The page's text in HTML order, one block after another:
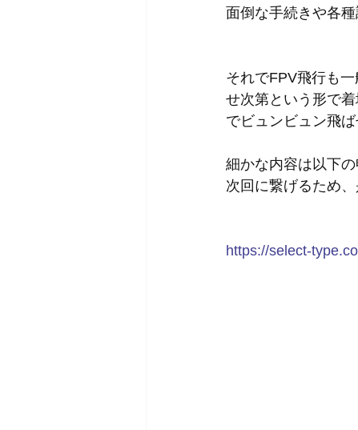
面倒な手続きや各
それでFPV飛行も
せ次第という形で
でビュンビュン飛
細かな内容は以下の
次回に繋げるため
https://select-